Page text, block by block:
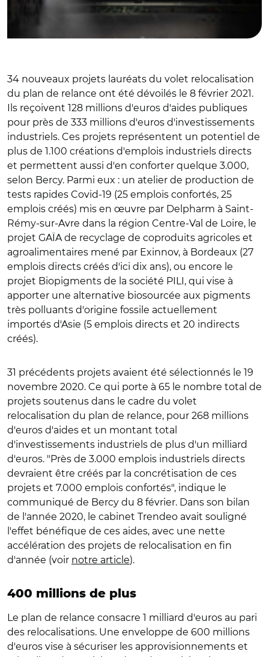
34 nouveaux projets lauréats du volet relocalisation
du plan de relance ont été dévoilés le 8 février 2021.
Ils reçoivent 128 millions d'euros d'aides publiques
pour près de 333 millions d'euros d'investissements
industriels. Ces projets représentent un potentiel de
plus de 1.100 créations d'emplois industriels directs
et permettent aussi d'en conforter quelque 3.000,
selon Bercy. Parmi eux : un atelier de production de
tests rapides Covid-19 (25 emplois confortés, 25
emplois créés) mis en œuvre par Delpharm à Saint-
Rémy-sur-Avre dans la région Centre-Val de Loire, le
projet GAÏA de recyclage de coproduits agricoles et
agroalimentaires mené par Exinnov, à Bordeaux (27
emplois directs créés d'ici dix ans), ou encore le
projet Biopigments de la société PILI, qui vise à
apporter une alternative biosourcée aux pigments
très polluants d'origine fossile actuellement
importés d'Asie (5 emplois directs et 20 indirects
créés).
31 précédents projets avaient été sélectionnés le 19
novembre 2020. Ce qui porte à 65 le nombre total de
projets soutenus dans le cadre du volet
relocalisation du plan de relance, pour 268 millions
d'euros d'aides et un montant total
d'investissements industriels de plus d'un milliard
d'euros. "Près de 3.000 emplois industriels directs
devraient être créés par la concrétisation de ces
projets et 7.000 emplois confortés", indique le
communiqué de Bercy du 8 février. Dans son bilan
de l'année 2020, le cabinet Trendeo avait souligné
l'effet bénéfique de ces aides, avec une nette
accélération des projets de relocalisation en fin
d'année (voir notre article).
400 millions de plus
Le plan de relance consacre 1 milliard d'euros au pari
des relocalisations. Une enveloppe de 600 millions
d'euros vise à sécuriser les approvisionnements et